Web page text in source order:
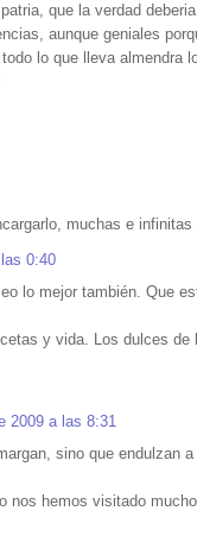
que la verdad
aunque geniales
lo que lleva almendra
muchas e infinitas
0:40
lo mejor también. Que
y vida. Los dulces
2009 a las 8:31
sino que endulzan a
nos hemos visitado